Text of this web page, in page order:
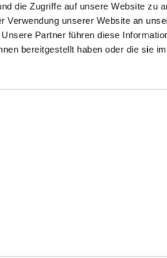
die Zugriffe auf unsere Website zu
Verwendung unserer Website an
Partner führen diese
bereitgestellt haben oder die sie
verfügbar
verfügbar